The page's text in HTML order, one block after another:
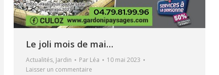
Le joli mois de mai…
Actualités, Jardin Par Léa
10 mai 2023
Laisser un commentaire